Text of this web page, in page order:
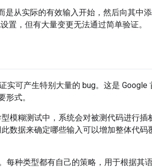
是从实际的有效输入开始，然后向其中
置，但有大量变更无法通过简单验证。
实可产生特别大量的 bug。这是 Google
形式。
模糊测试中，系统会对被测代码进行插
数据来确定哪些输入可以增加整体代码
每种类型都有自己的策略，用于根据其